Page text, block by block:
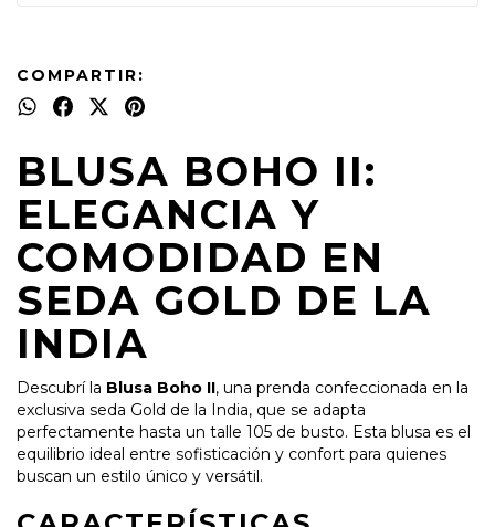
COMPARTIR:
BLUSA BOHO II:
ELEGANCIA Y
COMODIDAD EN
SEDA GOLD DE LA
INDIA
Descubrí la Blusa Boho II, una prenda confeccionada en la
exclusiva seda Gold de la India, que se adapta
perfectamente hasta un talle 105 de busto. Esta blusa es el
equilibrio ideal entre sofisticación y confort para quienes
buscan un estilo único y versátil.